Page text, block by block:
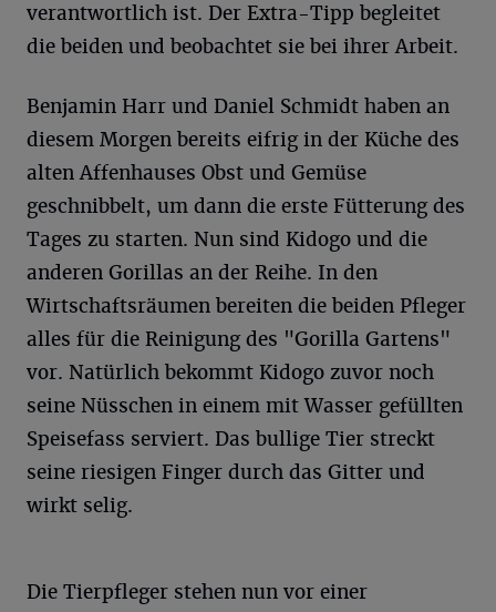
verantwortlich ist. Der Extra-Tipp begleitet
die beiden und beobachtet sie bei ihrer Arbeit.
Benjamin Harr und Daniel Schmidt haben an
diesem Morgen bereits eifrig in der Küche des
alten Affenhauses Obst und Gemüse
geschnibbelt, um dann die erste Fütterung des
Tages zu starten. Nun sind Kidogo und die
anderen Gorillas an der Reihe. In den
Wirtschaftsräumen bereiten die beiden Pfleger
alles für die Reinigung des "Gorilla Gartens"
vor. Natürlich bekommt Kidogo zuvor noch
seine Nüsschen in einem mit Wasser gefüllten
Speisefass serviert. Das bullige Tier streckt
seine riesigen Finger durch das Gitter und
wirkt selig.
Die Tierpfleger stehen nun vor einer